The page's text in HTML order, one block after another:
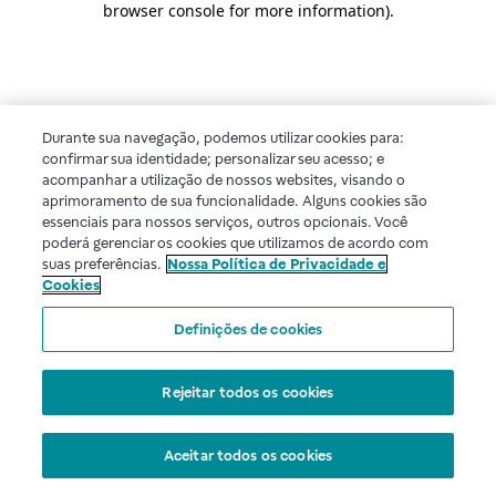
browser console for more information).
Durante sua navegação, podemos utilizar cookies para:
confirmar sua identidade; personalizar seu acesso; e
acompanhar a utilização de nossos websites, visando o
aprimoramento de sua funcionalidade. Alguns cookies são
essenciais para nossos serviços, outros opcionais. Você
poderá gerenciar os cookies que utilizamos de acordo com
suas preferências. Nossa Política de Privacidade e
Cookies
Definições de cookies
Rejeitar todos os cookies
Aceitar todos os cookies